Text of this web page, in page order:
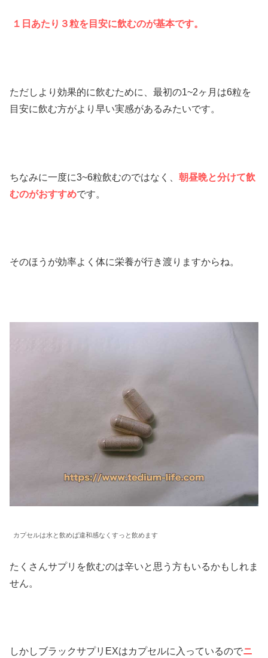
１日あたり３粒を目安に飲むのが基本です。
ただしより効果的に飲むために、最初の1~2ヶ月は6粒を
目安に飲む方がより早い実感があるみたいです。
ちなみに一度に3~6粒飲むのではなく、 朝昼晩と分けて飲
むのがおすすめです。
そのほうが効率よく体に栄養が行き渡りますからね。
カプセルは水と飲めば違和感なくすっと飲めます
たくさんサプリを飲むのは辛いと思う方もいるかもしれま
せん。
しかしブラックサプリEXはカプセルに入っているのでニ